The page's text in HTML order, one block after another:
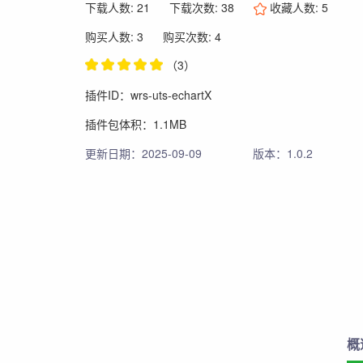
下载人数: 21 下载次数: 38 收藏人数:5
购买人数: 3
购买次数: 4
（3）
插件ID：wrs-uts-echartX
插件包体积：1.1MB
更新日期：2025-09-09
版本：1.0.2
概